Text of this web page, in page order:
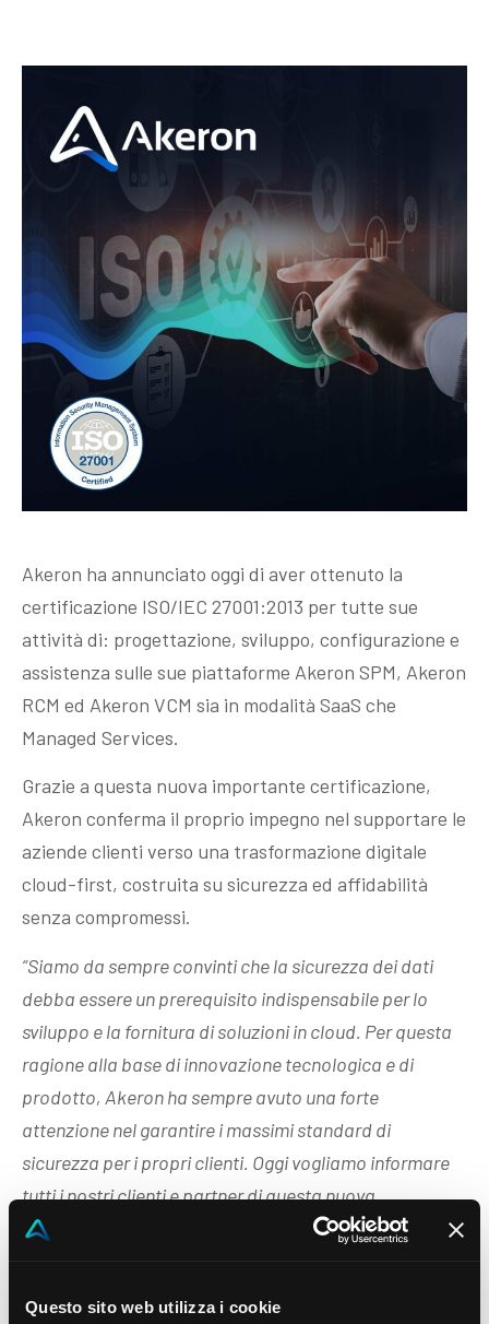
Questo sito web utilizza i cookie
Akeron ha annunciato oggi di aver ottenuto la
certificazione ISO/IEC 27001:2013 per tutte sue
attività di: progettazione, sviluppo, configurazione e
assistenza sulle sue piattaforme Akeron SPM, Akeron
RCM ed Akeron VCM sia in modalità SaaS che
Managed Services.
Grazie a questa nuova importante certificazione,
Akeron conferma il proprio impegno nel supportare le
aziende clienti verso una trasformazione digitale
cloud-first, costruita su sicurezza ed affidabilità
senza compromessi.
“Siamo da sempre convinti che la sicurezza dei dati
debba essere un prerequisito indispensabile per lo
sviluppo e la fornitura di soluzioni in cloud. Per questa
ragione alla base di innovazione tecnologica e di
prodotto, Akeron ha sempre avuto una forte
attenzione nel garantire i massimi standard di
sicurezza per i propri clienti. Oggi vogliamo informare
tutti i nostri clienti e partner di questa nuova
certificazione, che costituisce un’importante milestone